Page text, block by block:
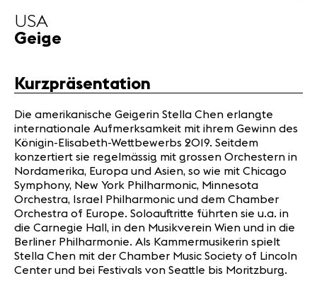
Freiwillige
Medien
Presse
Jobs
Über uns
Impressum
Kontakt
USA
Geige
Kurzpräsentation
Die amerikanische Geigerin Stella Chen erlangte
internationale Aufmerksamkeit mit ihrem Gewinn des
Königin-Elisabeth-Wettbewerbs 2019. Seitdem
konzertiert sie regelmässig mit grossen Orchestern in
Nordamerika, Europa und Asien, so wie mit Chicago
Symphony, New York Philharmonic, Minnesota
Orchestra, Israel Philharmonic und dem Chamber
Orchestra of Europe. Soloauftritte führten sie u.a. in
die Carnegie Hall, in den Musikverein Wien und in die
Berliner Philharmonie. Als Kammermusikerin spielt
Stella Chen mit der Chamber Music Society of Lincoln
Center und bei Festivals von Seattle bis Moritzburg.